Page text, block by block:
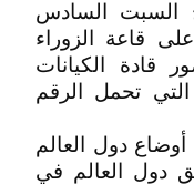
السبت السادس
عشر من كانون الثاني 2010 على قاعة الزوراء
قادة الكيانات
التي تحمل الرقم
دول العالم
دول العالم في